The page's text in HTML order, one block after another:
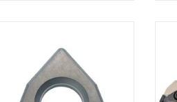
TOEVOEGEN AAN WINKELWAGEN